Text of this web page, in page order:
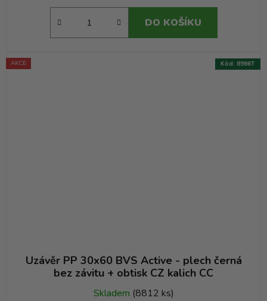
DO KOŠÍKU
AKCE
Uzávěr PP 30x60 BVS Active - plech černá
bez závitu + obtisk CZ kalich CC
Skladem (8812 ks)
Kód: 8986T